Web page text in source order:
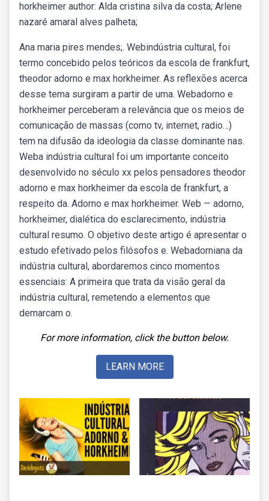
horkheimer author: Alda cristina silva da costa; Arlene
nazaré amaral alves palheta;
Ana maria pires mendes;. Webindústria cultural, foi
termo concebido pelos teóricos da escola de frankfurt,
theodor adorno e max horkheimer. As reflexões acerca
desse tema surgiram a partir de uma. Webadorno e
horkheimer perceberam a relevância que os meios de
comunicação de massas (como tv, internet, radio…)
tem na difusão da ideologia da classe dominante nas.
Weba indústria cultural foi um importante conceito
desenvolvido no século xx pelos pensadores theodor
adorno e max horkheimer da escola de frankfurt, a
respeito da. Adorno e max horkheimer. Web — adorno,
horkheimer, dialética do esclarecimento, indústria
cultural resumo. O objetivo deste artigo é apresentar o
estudo efetivado pelos filósofos e. Webadorniana da
indústria cultural, abordaremos cinco momentos
essenciais: A primeira que trata da visão geral da
indústria cultural, remetendo a elementos que
demarcam o.
For more information, click the button below.
LEARN MORE